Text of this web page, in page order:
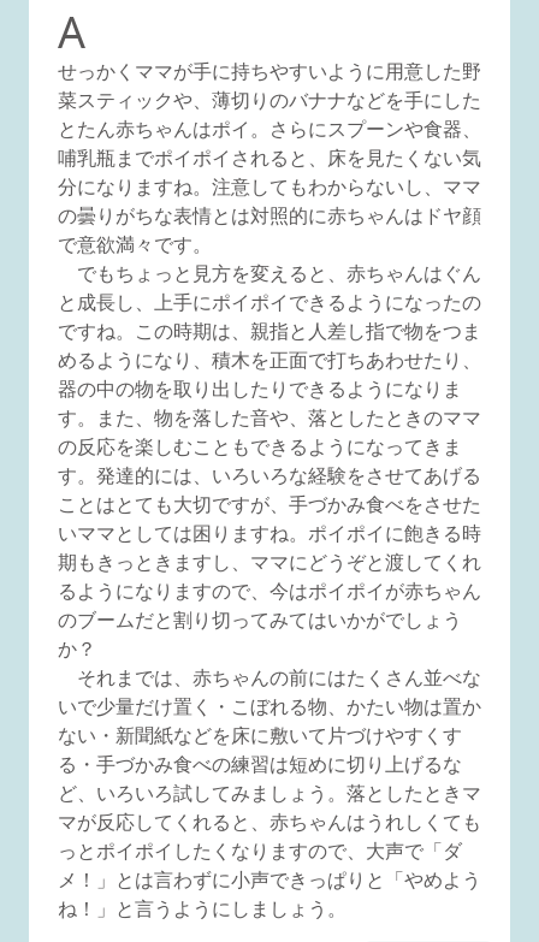
A
せっかくママが手に持ちやすいように用意した野
菜スティックや、薄切りのバナナなどを手にした
とたん赤ちゃんはポイ。さらにスプーンや食器、
哺乳瓶までポイポイされると、床を見たくない気
分になりますね。注意してもわからないし、ママ
の曇りがちな表情とは対照的に赤ちゃんはドヤ顔
で意欲満々です。
でもちょっと見方を変えると、赤ちゃんはぐん
と成長し、上手にポイポイできるようになったの
ですね。この時期は、親指と人差し指で物をつま
めるようになり、積木を正面で打ちあわせたり、
器の中の物を取り出したりできるようになりま
す。また、物を落した音や、落としたときのママ
の反応を楽しむこともできるようになってきま
す。発達的には、いろいろな経験をさせてあげる
ことはとても大切ですが、手づかみ食べをさせた
いママとしては困りますね。ポイポイに飽きる時
期もきっときますし、ママにどうぞと渡してくれ
るようになりますので、今はポイポイが赤ちゃん
のブームだと割り切ってみてはいかがでしょう
か？
それまでは、赤ちゃんの前にはたくさん並べな
いで少量だけ置く・こぼれる物、かたい物は置か
ない・新聞紙などを床に敷いて片づけやすくす
る・手づかみ食べの練習は短めに切り上げるな
ど、いろいろ試してみましょう。落としたときマ
マが反応してくれると、赤ちゃんはうれしくても
っとポイポイしたくなりますので、大声で「ダ
メ！」とは言わずに小声できっぱりと「やめよう
ね！」と言うようにしましょう。